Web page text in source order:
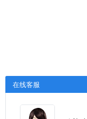
在线客服